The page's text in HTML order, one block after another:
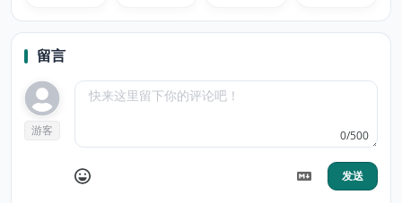
留言
游客 0/500
发送